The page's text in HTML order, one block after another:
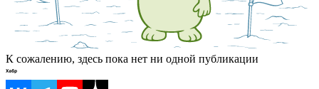
К сожалению, здесь пока нет ни одной публикации